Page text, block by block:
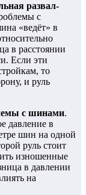
развал-
с
«ведёт» в
в расстоянии
Если эти
то
и руль
с шинами.
давление в
шин на одной
руль стоит
изношенные
в давлении
на